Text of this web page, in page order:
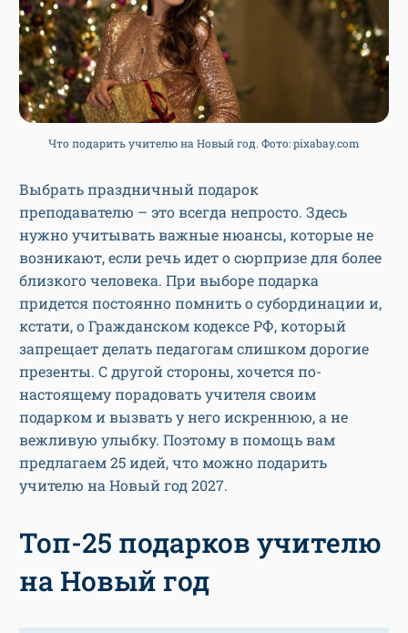
Что подарить учителю на Новый год. Фото: pixabay.com
Выбрать праздничный подарок
преподавателю – это всегда непросто. Здесь
нужно учитывать важные нюансы, которые не
возникают, если речь идет о сюрпризе для более
близкого человека. При выборе подарка
придется постоянно помнить о субординации и,
кстати, о Гражданском кодексе РФ, который
запрещает делать педагогам слишком дорогие
презенты. С другой стороны, хочется по-
настоящему порадовать учителя своим
подарком и вызвать у него искреннюю, а не
вежливую улыбку. Поэтому в помощь вам
предлагаем 25 идей, что можно подарить
учителю на Новый год 2027.
Топ-25 подарков учителю
на Новый год